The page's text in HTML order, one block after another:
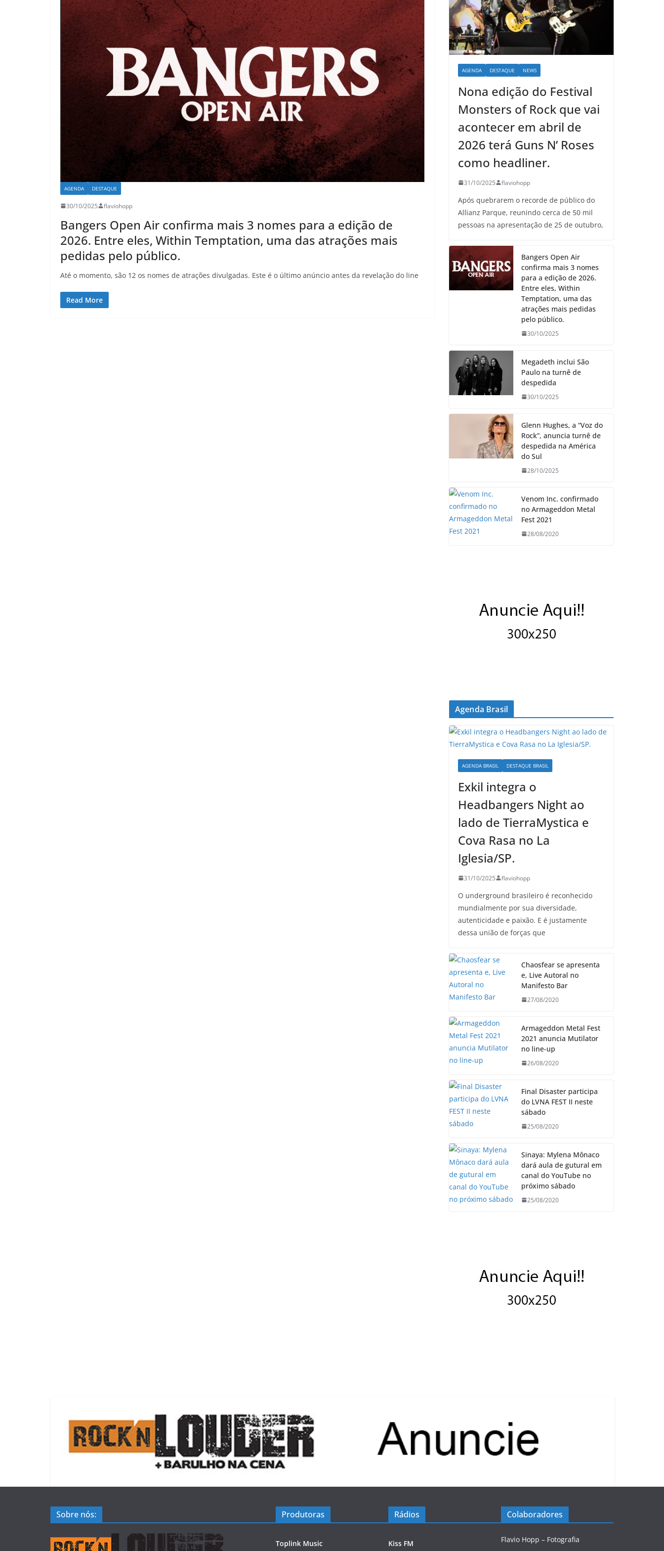
AGENDA DESTAQUE
30/10/2025 flaviohopp
Bangers Open Air confirma mais 3 nomes para a edição de
2026. Entre eles, Within Temptation, uma das atrações mais
pedidas pelo público.
Até o momento, são 12 os nomes de atrações divulgadas. Este é o último anúncio antes da revelação do line
Read More
AGENDA DESTAQUE NEWS
Nona edição do Festival
Monsters of Rock que vai
acontecer em abril de
2026 terá Guns N’ Roses
como headliner.
31/10/2025 flaviohopp
Após quebrarem o recorde de público do
Allianz Parque, reunindo cerca de 50 mil
pessoas na apresentação de 25 de outubro,
Bangers Open Air
confirma mais 3 nomes
para a edição de 2026.
Entre eles, Within
Temptation, uma das
atrações mais pedidas
pelo público.
30/10/2025
Megadeth inclui São
Paulo na turnê de
despedida
30/10/2025
Glenn Hughes, a “Voz do
Rock”, anuncia turnê de
despedida na América
do Sul
28/10/2025
Venom Inc. confirmado
no Armageddon Metal
Fest 2021
28/08/2020
Agenda Brasil
AGENDA BRASIL DESTAQUE BRASIL
Exkil integra o
Headbangers Night ao
lado de TierraMystica e
Cova Rasa no La
Iglesia/SP.
31/10/2025 flaviohopp
O underground brasileiro é reconhecido
mundialmente por sua diversidade,
autenticidade e paixão. E é justamente
dessa união de forças que
Chaosfear se apresenta
e, Live Autoral no
Manifesto Bar
27/08/2020
Armageddon Metal Fest
2021 anuncia Mutilator
no line-up
26/08/2020
Final Disaster participa
do LVNA FEST II neste
sábado
25/08/2020
Sinaya: Mylena Mônaco
dará aula de gutural em
canal do YouTube no
próximo sábado
25/08/2020
Sobre nós: Produtoras
Toplink Music
Rádios
Kiss FM
Colaboradores
Flavio Hopp – Fotografia